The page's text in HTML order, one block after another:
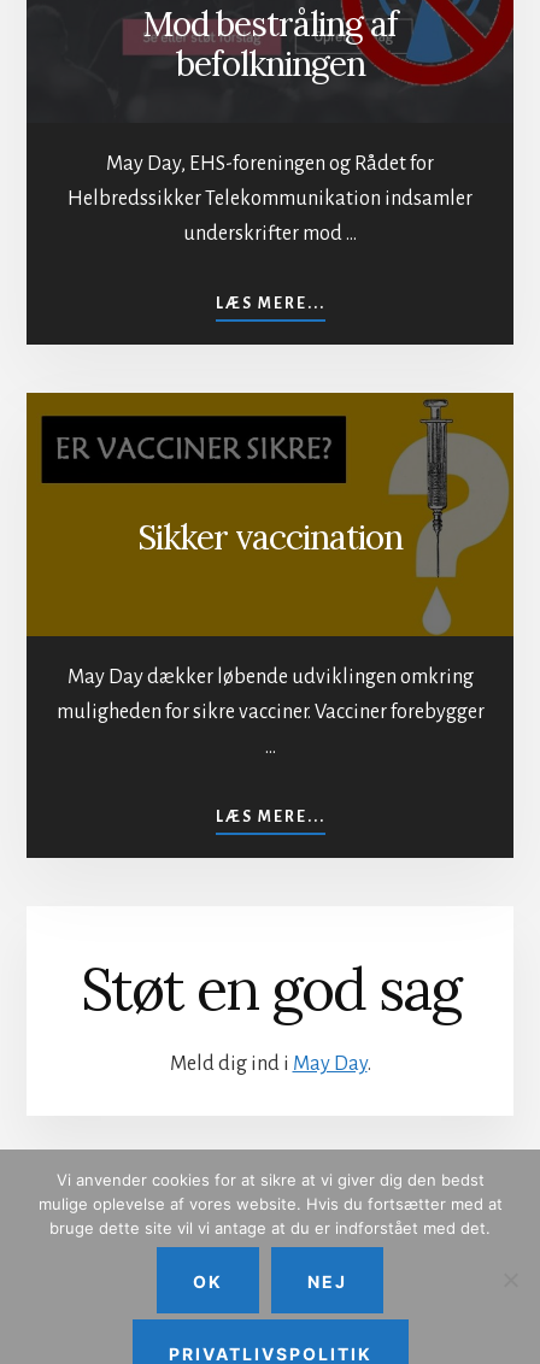
Mod bestråling af
befolkningen
May Day, EHS-foreningen og Rådet for
Helbredssikker Telekommunikation indsamler
underskrifter mod …
LÆS MERE...
MOD
BESTRÅLING
BEFOLKNINGEN
Sikker vaccination
May Day dækker løbende udviklingen omkring
muligheden for sikre vacciner. Vacciner forebygger
…
LÆS MERE...
SIKKER
VACCINATION
Støt en god sag
Meld dig ind i May Day.
OM MAYDAY
Vi anvender cookies for at sikre at vi giver dig den bedst
mulige oplevelse af vores website. Hvis du fortsætter med at
bruge dette site vil vi antage at du er indforstået med det.
OK NEJ
PRIVATLIVSPOLITIK